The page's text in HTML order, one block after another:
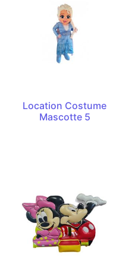
Location Costume
Mascotte 5